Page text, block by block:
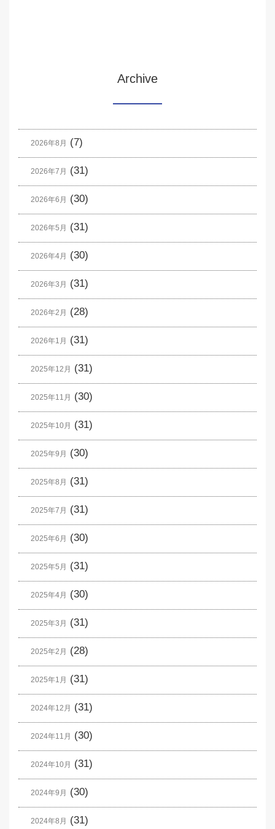
Archive
2026年8月 (7)
2026年7月 (31)
2026年6月 (30)
2026年5月 (31)
2026年4月 (30)
2026年3月 (31)
2026年2月 (28)
2026年1月 (31)
2025年12月 (31)
2025年11月 (30)
2025年10月 (31)
2025年9月 (30)
2025年8月 (31)
2025年7月 (31)
2025年6月 (30)
2025年5月 (31)
2025年4月 (30)
2025年3月 (31)
2025年2月 (28)
2025年1月 (31)
2024年12月 (31)
2024年11月 (30)
2024年10月 (31)
2024年9月 (30)
2024年8月 (31)